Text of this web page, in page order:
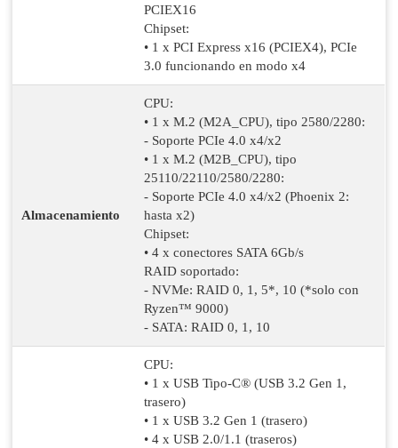
PCIEX16
Chipset:
• 1 x PCI Express x16 (PCIEX4), PCIe
3.0 funcionando en modo x4
Almacenamiento
CPU:
• 1 x M.2 (M2A_CPU), tipo 2580/2280:
- Soporte PCIe 4.0 x4/x2
• 1 x M.2 (M2B_CPU), tipo
25110/22110/2580/2280:
- Soporte PCIe 4.0 x4/x2 (Phoenix 2:
hasta x2)
Chipset:
• 4 x conectores SATA 6Gb/s
RAID soportado:
- NVMe: RAID 0, 1, 5*, 10 (*solo con
Ryzen™ 9000)
- SATA: RAID 0, 1, 10
CPU:
• 1 x USB Tipo-C® (USB 3.2 Gen 1,
trasero)
• 1 x USB 3.2 Gen 1 (trasero)
• 4 x USB 2.0/1.1 (traseros)